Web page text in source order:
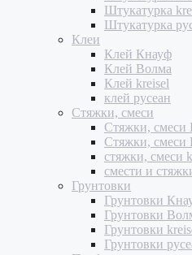
Штукатурка
Штукатурка
Клеи
Клей Кнауф
Клей Волма
Клей kreisel
клей русеан
Стяжки, смеси
Стяжки, смеси
Стяжки, смеси
стяжки, смеси
смести и
Грунтовки
Грунтовки
Грунтовки
Грунтовки
Грунтовки